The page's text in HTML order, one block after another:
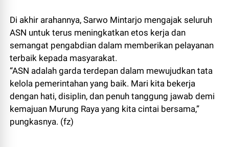
Di akhir arahannya, Sarwo Mintarjo mengajak seluruh
ASN untuk terus meningkatkan etos kerja dan
semangat pengabdian dalam memberikan pelayanan
terbaik kepada masyarakat.
“ASN adalah garda terdepan dalam mewujudkan tata
kelola pemerintahan yang baik. Mari kita bekerja
dengan hati, disiplin, dan penuh tanggung jawab demi
kemajuan Murung Raya yang kita cintai bersama,”
pungkasnya. (fz)